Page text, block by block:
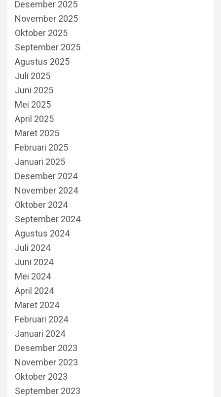
Desember 2025
November 2025
Oktober 2025
September 2025
Agustus 2025
Juli 2025
Juni 2025
Mei 2025
April 2025
Maret 2025
Februari 2025
Januari 2025
Desember 2024
November 2024
Oktober 2024
September 2024
Agustus 2024
Juli 2024
Juni 2024
Mei 2024
April 2024
Maret 2024
Februari 2024
Januari 2024
Desember 2023
November 2023
Oktober 2023
September 2023